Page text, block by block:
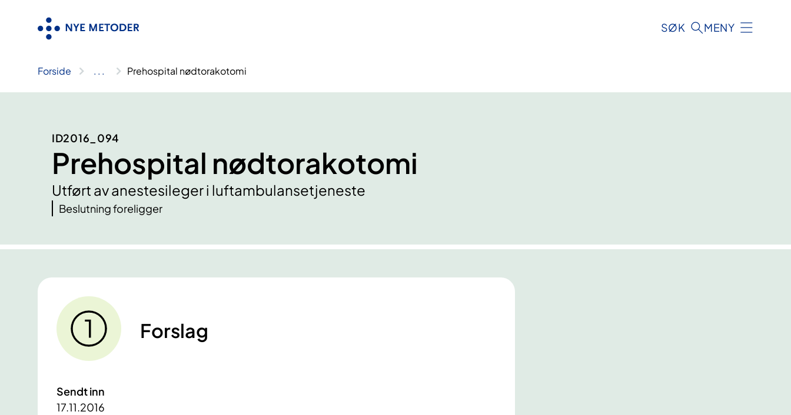
SØK MENY
Forside .. . Prehospital nødtorakotomi
ID2016_094
Prehospital nødtorakotomi
Utført av anestesileger i luftambulansetjeneste
Beslutning foreligger
Forslag
Sendt inn
17.11.2016